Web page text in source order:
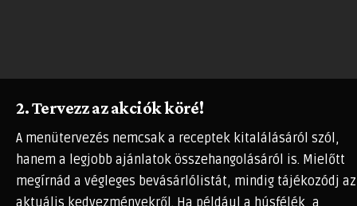
2. Tervezz az akciók köré!
A menütervezés nemcsak a receptek kitalálásáról szól,
hanem a legjobb ajánlatok összehangolásáról is. Mielőtt
megírnád a végleges bevásárlólistát, mindig tájékozódj az
aktuális kedvezményekről. Ha például a húsfélék, a